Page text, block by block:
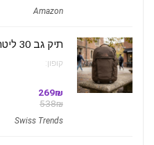
Amazon
תיק גב 30 ליטר The North Face Recon
קופון:
269₪
538₪
Swiss Trends